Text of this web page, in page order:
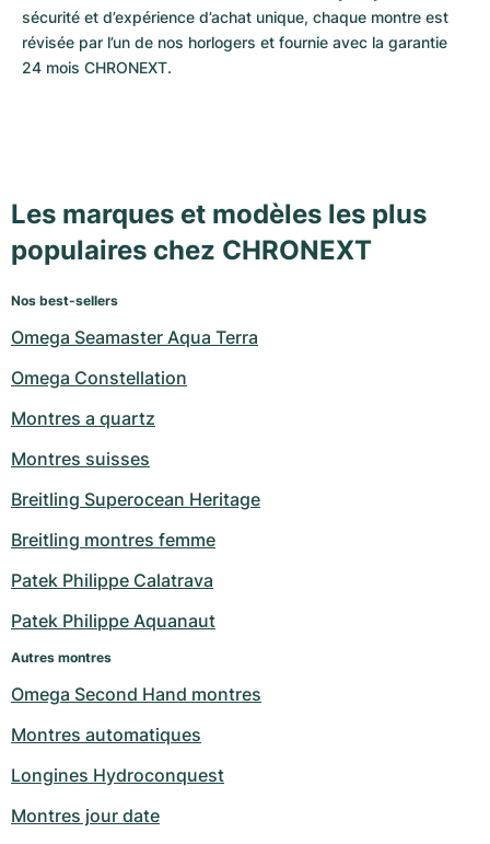
sécurité et d’expérience d’achat unique, chaque montre est
révisée par l’un de nos horlogers et fournie avec la garantie
24 mois CHRONEXT.
Les marques et modèles les plus
populaires chez CHRONEXT
Nos best-sellers
Omega Seamaster Aqua Terra
Omega Constellation
Montres a quartz
Montres suisses
Breitling Superocean Heritage
Breitling montres femme
Patek Philippe Calatrava
Patek Philippe Aquanaut
Autres montres
Omega Second Hand montres
Montres automatiques
Longines Hydroconquest
Montres jour date